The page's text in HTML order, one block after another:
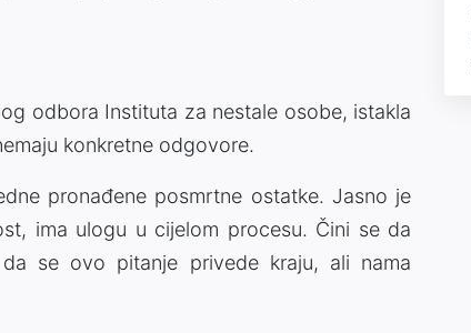
odbora Instituta za nestale osobe, istakla
konkretne odgovore.
pronađene posmrtne ostatke. Jasno je
ima ulogu u cijelom procesu. Čini se da
se ovo pitanje privede kraju, ali nama